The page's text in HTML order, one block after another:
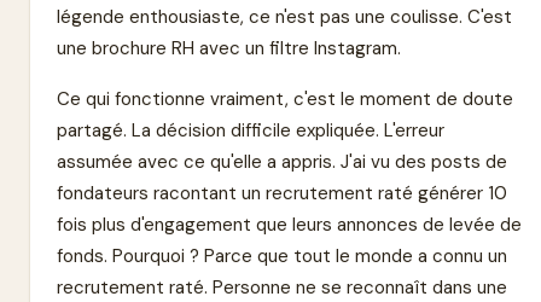
légende enthousiaste, ce n'est pas une coulisse. C'est
une brochure RH avec un filtre Instagram.
Ce qui fonctionne vraiment, c'est le moment de doute
partagé. La décision difficile expliquée. L'erreur
assumée avec ce qu'elle a appris. J'ai vu des posts de
fondateurs racontant un recrutement raté générer 10
fois plus d'engagement que leurs annonces de levée de
fonds. Pourquoi ? Parce que tout le monde a connu un
recrutement raté. Personne ne se reconnaît dans une